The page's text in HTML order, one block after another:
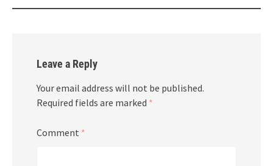
Leave a Reply
Your email address will not be published.
Required fields are marked *
Comment *